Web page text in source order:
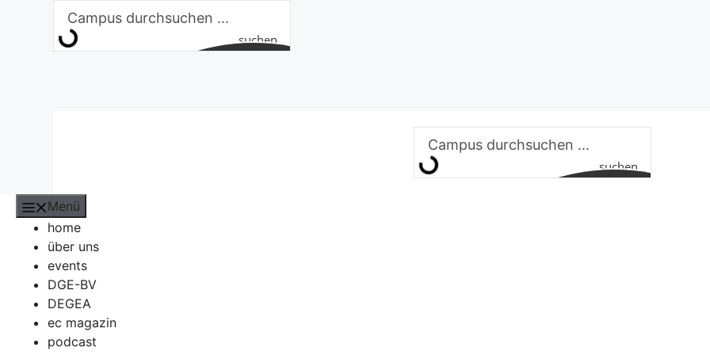
suchen
suchen
Menü
home
über uns
events
DGE-BV
DEGEA
ec magazin
podcast